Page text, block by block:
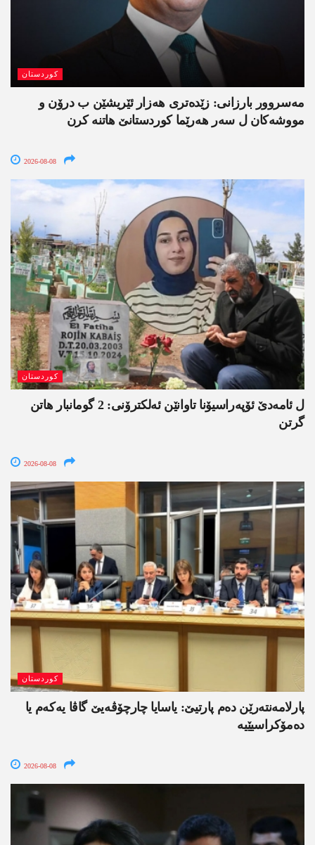
کوردستان
مەسروور بارزانی: زێدەتری ھەزار ئێریشێن ب درۆن و
مووشەکان ل سەر ھەرێما کوردستانێ ھاتنە کرن
2026-08-08
کوردستان
ل ئامەدێ ئۆپەراسیۆنا تاوانێن ئەلکترۆنی: 2 گومانبار ھاتن
گرتن
2026-08-08
کوردستان
پارلامەنتەرێن دەم پارتیێ: یاسایا چارچۆڤەیێ گاڤا یەکەم یا
دەمۆکراسیێیە
2026-08-08